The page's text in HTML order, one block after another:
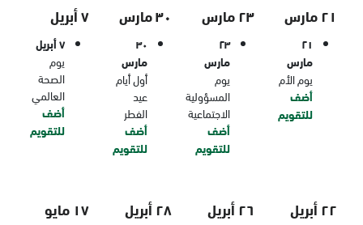
٢١ مارس
٢١
مارس
يوم الأم
أضف
للتقويم
٢٣ مارس
٢٣
مارس
يوم
المسؤولية
الاجتماعية
أضف
للتقويم
٣٠ مارس
٣٠
مارس
أول أيام
عيد
الفطر
أضف
للتقويم
٧ أبريل
٧ أبريل
يوم
الصحة
العالمي
أضف
للتقويم
٢٢ أبريل ٢٦ أبريل ٢٨ أبريل ١٧ مايو